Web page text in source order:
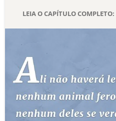
DEVOCIONAL DIÁRIO
ESTUDOS BÍBLICOS
ESBOÇOS DE PREGAÇÃO
TEMAS
LEIA O CAPÍTULO COMPLETO: